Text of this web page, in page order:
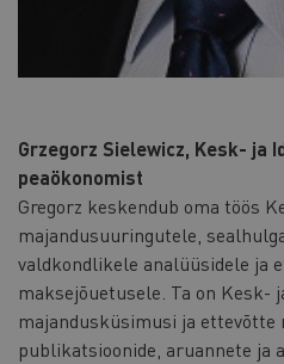
Grzegorz Sielewicz, Kesk- ja
peaökonomist
Gregorz keskendub oma töös
majandusuuringutele,
valdkondlikele analüüsidele ja
maksejõuetusele. Ta on Kesk-
majandusküsimusi ja
publikatsioonide, aruannete ja